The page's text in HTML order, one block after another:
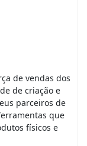
de vendas dos
de criação e
parceiros de
que
físicos e